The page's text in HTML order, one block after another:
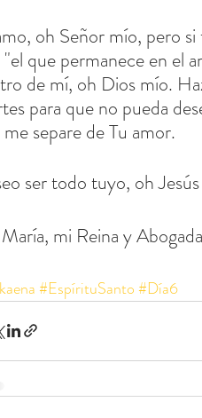
oh Señor mío, pero
que permanece en el
de mí, oh Dios mío.
para que no pueda
separe de Tu amor.
ser todo tuyo, oh
mi Reina y
#EspírituSanto#Día6